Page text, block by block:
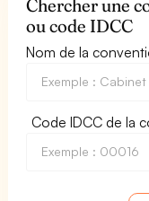
Chercher une
ou code IDCC
Nom de la
Code IDCC de la